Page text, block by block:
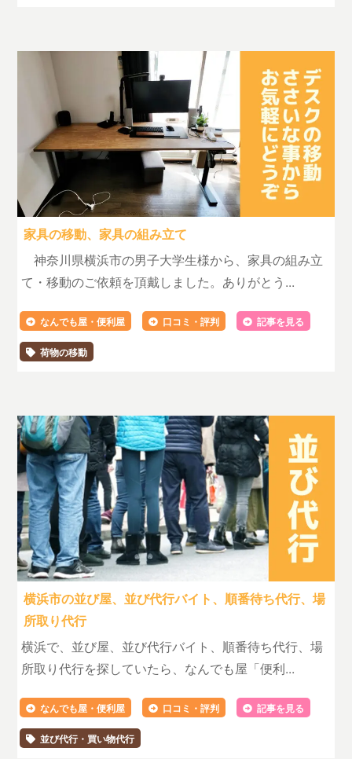
家具の移動、家具の組み立て
神奈川県横浜市の男子大学生様から、家具の組み立
て・移動のご依頼を頂戴しました。ありがとう...
なんでも屋・便利屋 口コミ・評判 記事を見る
荷物の移動
横浜市の並び屋、並び代行バイト、順番待ち代行、場
所取り代行
横浜で、並び屋、並び代行バイト、順番待ち代行、場
所取り代行を探していたら、なんでも屋「便利...
なんでも屋・便利屋 口コミ・評判 記事を見る
並び代行・買い物代行